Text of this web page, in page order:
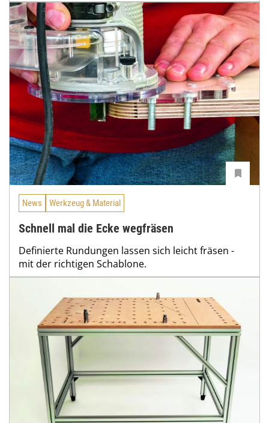
News Werkzeug & Material
Schnell mal die Ecke wegfräsen
Definierte Rundungen lassen sich leicht fräsen -
mit der richtigen Schablone.